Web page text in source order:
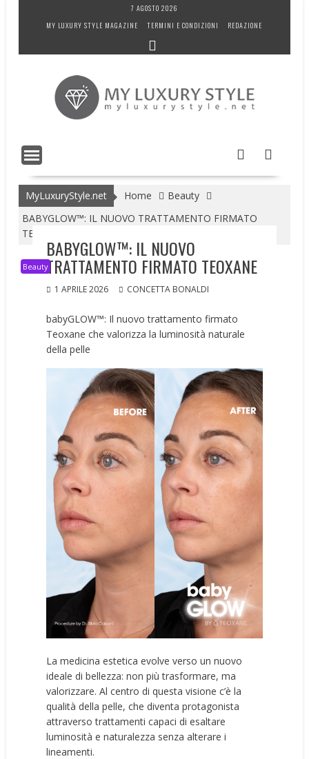
7 AGOSTO 2026
MY LUXURY STYLE MAGAZINE
TERMINI E CONDIZIONI REDAZIONE
MyLuxuryStyle.net Home
Beauty
BABYGLOW™: IL NUOVO TRATTAMENTO FIRMATO
TEOXANE
Beauty
BABYGLOW™: IL NUOVO
TRATTAMENTO FIRMATO TEOXANE
1 APRILE 2026 CONCETTA BONALDI
babyGLOW™: Il nuovo trattamento firmato
Teoxane che valorizza la luminosità naturale
della pelle
La medicina estetica evolve verso un nuovo
ideale di bellezza: non più trasformare, ma
valorizzare. Al centro di questa visione c’è la
qualità della pelle, che diventa protagonista
attraverso trattamenti capaci di esaltare
luminosità e naturalezza senza alterare i
lineamenti.